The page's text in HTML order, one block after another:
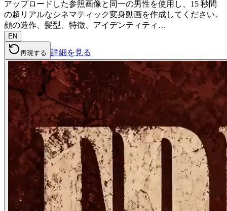
アップロードした参照画像と同一の男性を使用し、15 秒間
の超リアルなシネマティック変身動画を作成してください。
顔の造作、髪型、特徴、アイデンティティ…
EN
再現する 詳細を見る